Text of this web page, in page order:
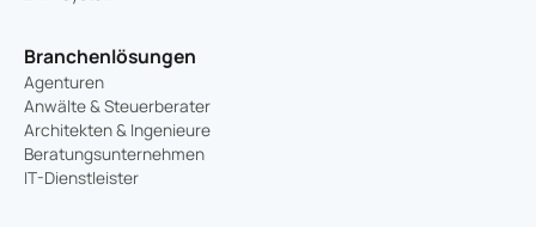
Branchenlösungen
Agenturen
Anwälte & Steuerberater
Architekten & Ingenieure
Beratungsunternehmen
IT-Dienstleister